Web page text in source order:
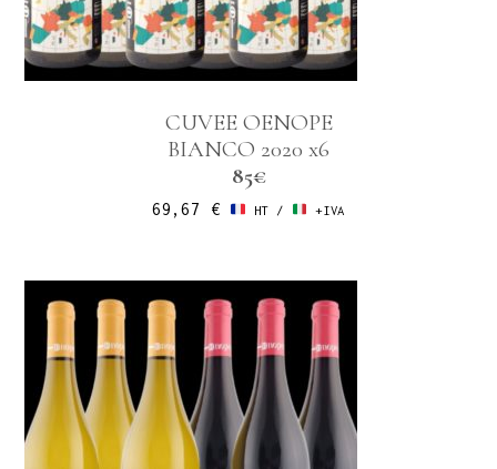
CUVEE OENOPE
BIANCO 2020 x6
85€
69,67 € HT / +IVA